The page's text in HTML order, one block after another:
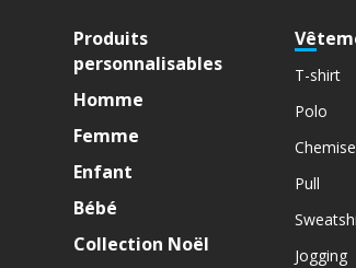
Produits
personnalisables
Homme
Femme
Enfant
Bébé
Collection Noël
T-shirt
Polo
Chemise
Pull
Jogging